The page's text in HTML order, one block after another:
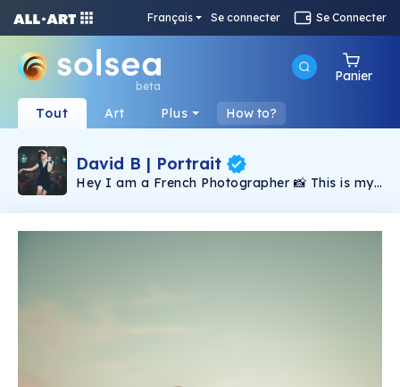
Français Se connecter Se Connecter
beta
Panier
Tout Art Plus How to?
David B | Portrait
Hey I am a French Photographer 📸 This is my
Royalties are shared with my models 💰 |